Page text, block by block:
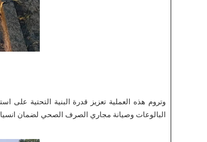
وتروم هذه العملية تعزيز قدرة البنية التحتية
البالوعات وصيانة مجاري الصرف الصحي لضمان